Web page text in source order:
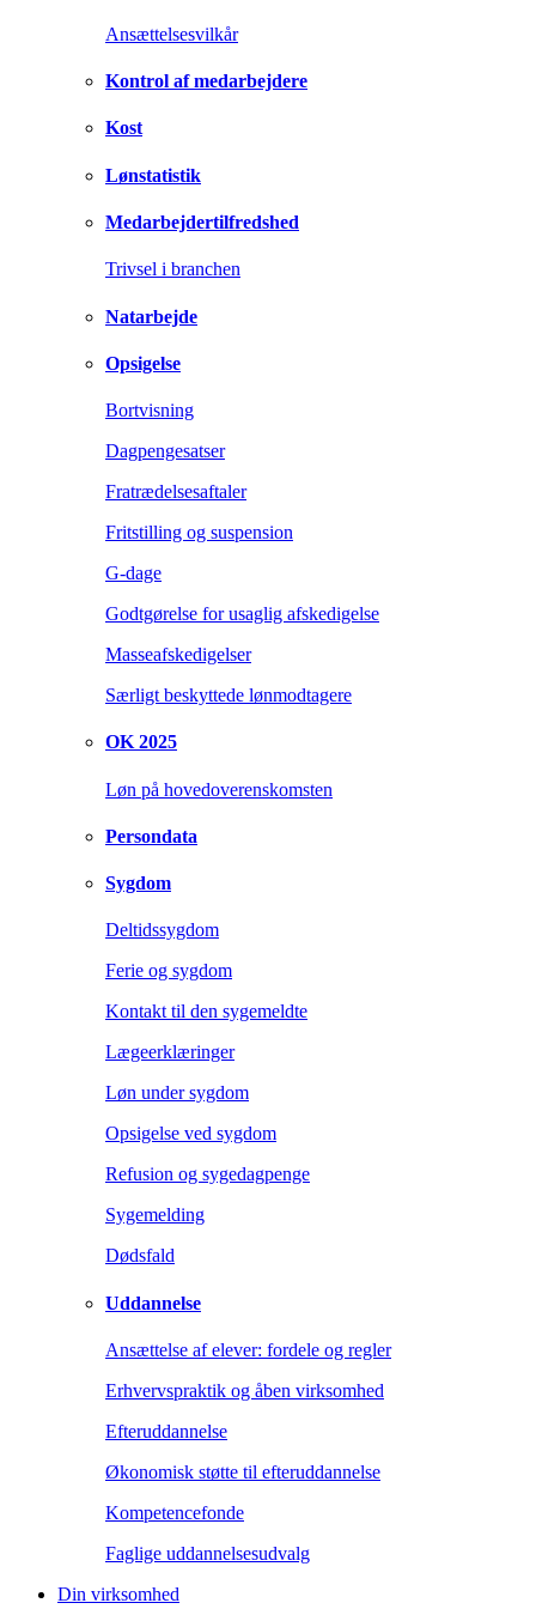
Ansættelsesvilkår
Kontrol af medarbejdere
Kost
Lønstatistik
Medarbejdertilfredshed
Trivsel i branchen
Natarbejde
Opsigelse
Bortvisning
Dagpengesatser
Fratrædelsesaftaler
Fritstilling og suspension
G-dage
Godtgørelse for usaglig afskedigelse
Masseafskedigelser
Særligt beskyttede lønmodtagere
OK 2025
Løn på hovedoverenskomsten
Persondata
Sygdom
Deltidssygdom
Ferie og sygdom
Kontakt til den sygemeldte
Lægeerklæringer
Løn under sygdom
Opsigelse ved sygdom
Refusion og sygedagpenge
Sygemelding
Dødsfald
Uddannelse
Ansættelse af elever: fordele og regler
Erhvervspraktik og åben virksomhed
Efteruddannelse
Økonomisk støtte til efteruddannelse
Kompetencefonde
Faglige uddannelsesudvalg
Din virksomhed